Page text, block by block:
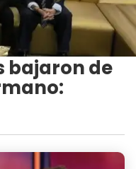
bajaron de